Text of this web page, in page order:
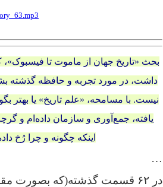
بحث «تاریخ جهان از ماموت تا فیسبوک»،
داشت، در مورد تجربه و حافظه گذشته
نیست. با مسامحه، «علم تاریخ» یا بهتر
یافته، جمع‌آوری و سازمان داده‌ام و
اینکه چگونه و چرا رُخ
…
در ۶۲ قسمت گذشته(که بصورت